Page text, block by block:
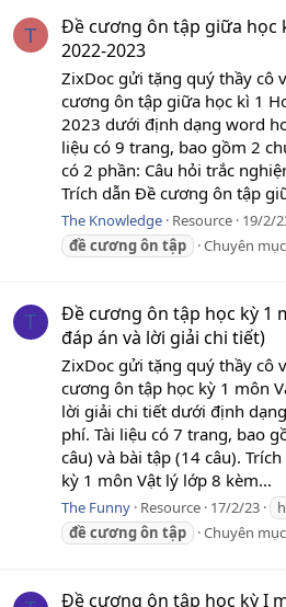
T
Đề cương ôn tập giữa học
2022-2023
ZixDoc gửi tặng quý thầy cô
cương ôn tập giữa học kì 1
2023 dưới định dạng word
liệu có 9 trang, bao gồm 2
có 2 phần: Câu hỏi trắc
Trích dẫn Đề cương ôn tập
The Knowledge Resource 19/2/
đề cươngôn tập Chuyên
T
Đề cương ôn tập học kỳ 1
đáp án và lời giải chi tiết)
ZixDoc gửi tặng quý thầy cô
cương ôn tập học kỳ 1 môn
lời giải chi tiết dưới định
phí. Tài liệu có 7 trang, bao
câu) và bài tập (14 câu).
kỳ 1 môn Vật lý lớp 8 kèm...
The Funny Resource 17/2/23
đề cươngôn tập Chuyên
Đề cương ôn tập học kỳ I